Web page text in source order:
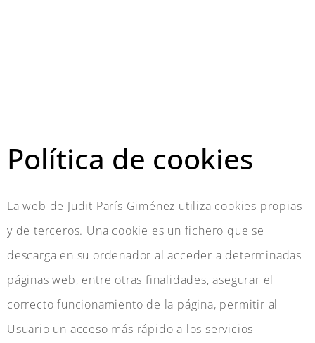
Política de cookies
La web de Judit París Giménez utiliza cookies propias
y de terceros. Una cookie es un fichero que se
descarga en su ordenador al acceder a determinadas
páginas web, entre otras finalidades, asegurar el
correcto funcionamiento de la página, permitir al
Usuario un acceso más rápido a los servicios